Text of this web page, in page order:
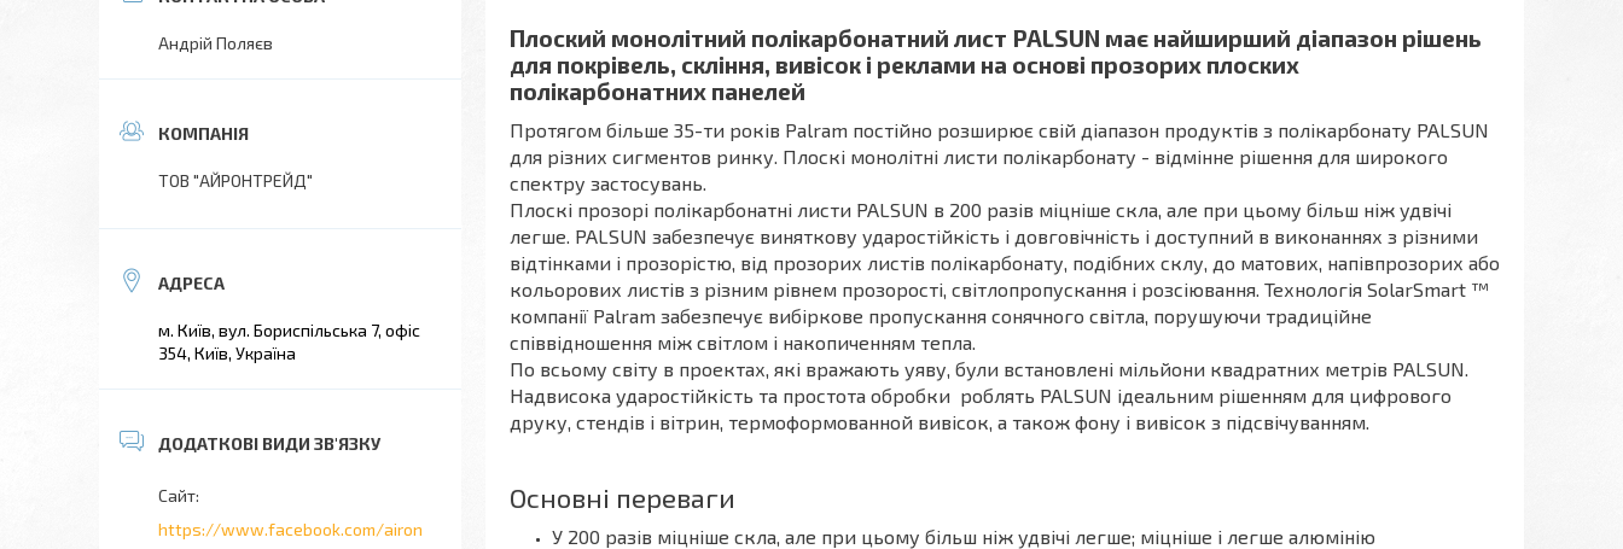
Плоский монолітний полікарбонатний лист PALSUN має найширший діапазон рішень
для покрівель, скління, вивісок і реклами на основі прозорих плоских
полікарбонатних панелей
Протягом більше 35-ти років Palram постійно розширює свій діапазон продуктів з полікарбонату PALSUN
для різних сигментов ринку. Плоскі монолітні листи полікарбонату - відмінне рішення для широкого
спектру застосувань.
Плоскі прозорі полікарбонатні листи PALSUN в 200 разів міцніше скла, але при цьому більш ніж удвічі
легше. PALSUN забезпечує виняткову ударостійкість і довговічність і доступний в виконаннях з різними
відтінками і прозорістю, від прозорих листів полікарбонату, подібних склу, до матових, напівпрозорих або
кольорових листів з різним рівнем прозорості, світлопропускання і розсіювання. Технологія SolarSmart ™
компанії Palram забезпечує вибіркове пропускання сонячного світла, порушуючи традиційне
співвідношення між світлом і накопиченням тепла.
По всьому світу в проектах, які вражають уяву, були встановлені мільйони квадратних метрів PALSUN.
Надвисока ударостійкість та простота обробки роблять PALSUN ідеальним рішенням для цифрового
друку, стендів і вітрин, термоформованной вивісок, а також фону і вивісок з підсвічуванням.
Основні переваги
У 200 разів міцніше скла, але при цьому більш ніж удвічі легше; міцніше і легше алюмінію
Андрій Поляєв
ТОВ "АЙРОНТРЕЙД"
м. Київ, вул. Бориспільська 7, офіс
354, Київ, Україна
https://www.facebook.com/airon